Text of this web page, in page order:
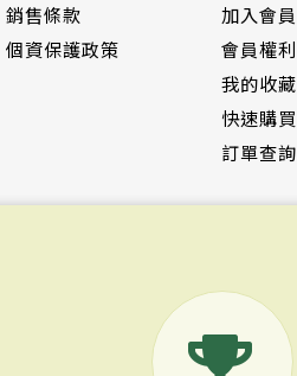
銷售條款
個資保護政策
加入會員
會員權利
我的收藏
快速購買
訂單查詢